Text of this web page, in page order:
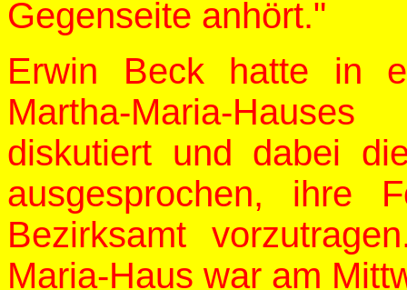
Gegenseite anhört."
Erwin Beck hatte in
Martha-Maria-
diskutiert und dabei
ausgesprochen, ihre
Bezirksamt
Maria-Haus war am